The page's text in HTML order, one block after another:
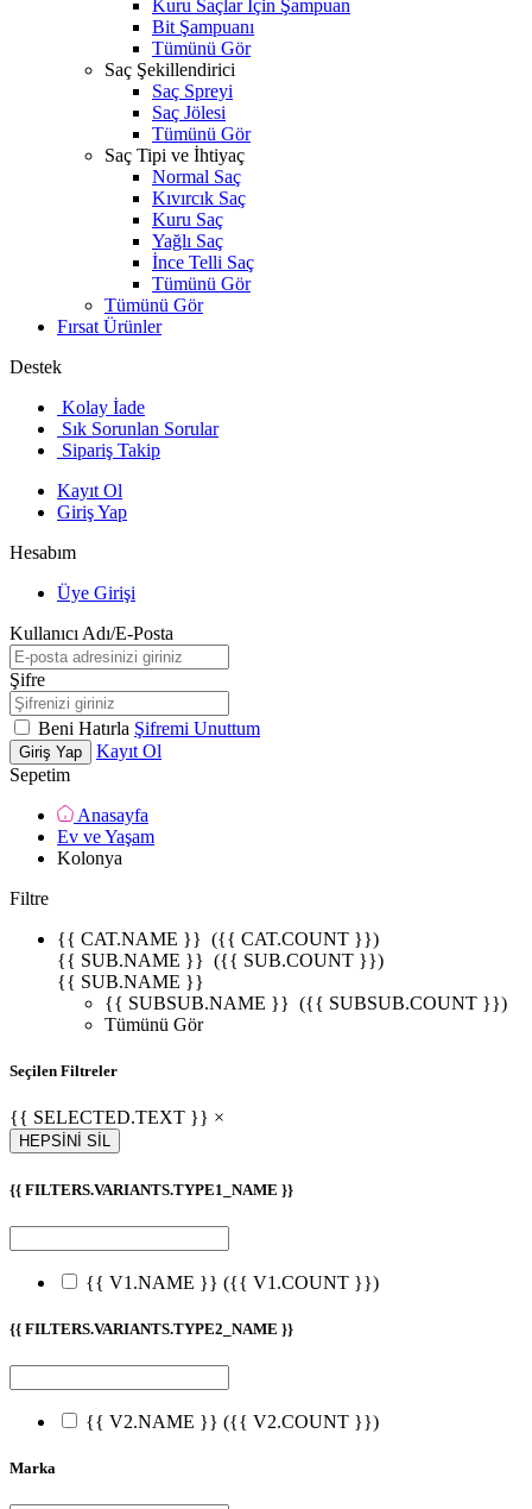
Kuru Saçlar İçin Şampuan
Bit Şampuanı
Tümünü Gör
Saç Şekillendirici
Saç Spreyi
Saç Jölesi
Tümünü Gör
Saç Tipi ve İhtiyaç
Normal Saç
Kıvırcık Saç
Kuru Saç
Yağlı Saç
İnce Telli Saç
Tümünü Gör
Tümünü Gör
Fırsat Ürünler
Destek
Kolay İade
Sık Sorunlan Sorular
Sipariş Takip
Kayıt Ol
Giriş Yap
Hesabım
Üye Girişi
Kullanıcı Adı/E-Posta
Şifre
Beni Hatırla Şifremi Unuttum
Giriş Yap
Kayıt Ol
Sepetim
Anasayfa
Ev ve Yaşam
Kolonya
Filtre
{{ CAT.NAME }} ({{ CAT.COUNT }})
{{ SUB.NAME }} ({{ SUB.COUNT }})
{{ SUB.NAME }}
{{ SUBSUB.NAME }} ({{ SUBSUB.COUNT }})
Tümünü Gör
Seçilen Filtreler
{{ SELECTED.TEXT }} ×
HEPSİNİ SİL
{{ FILTERS.VARIANTS.TYPE1_NAME }}
{{ V1.NAME }} ({{ V1.COUNT }})
{{ FILTERS.VARIANTS.TYPE2_NAME }}
{{ V2.NAME }} ({{ V2.COUNT }})
Marka